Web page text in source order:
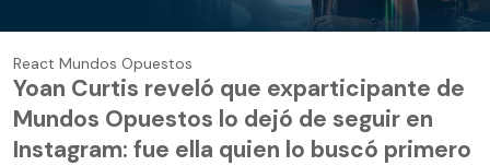
React Mundos Opuestos
Yoan Curtis reveló que exparticipante de
Mundos Opuestos lo dejó de seguir en
Instagram: fue ella quien lo buscó primero